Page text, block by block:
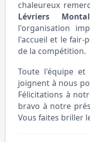
chaleureux
Lévriers
l'organisation
l'accueil et le fair-
de la compétition.
Toute l'équipe et
joignent à nous
Félicitations à
bravo à notre
Vous faites briller